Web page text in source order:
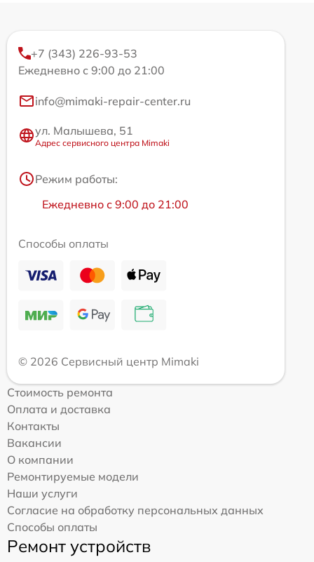
+7 (343) 226-93-53
Ежедневно с 9:00 до 21:00
info@mimaki-repair-center.ru
ул. Малышева, 51
Адрес сервисного центра Mimaki
Режим работы:
Ежедневно с 9:00 до 21:00
Способы оплаты
© 2026 Сервисный центр Mimaki
Стоимость ремонта
Оплата и доставка
Контакты
Вакансии
О компании
Ремонтируемые модели
Наши услуги
Согласие на обработку персональных данных
Способы оплаты
Ремонт устройств